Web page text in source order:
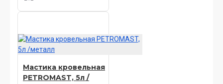
Мастика кровельная
PETROMAST, 5л /